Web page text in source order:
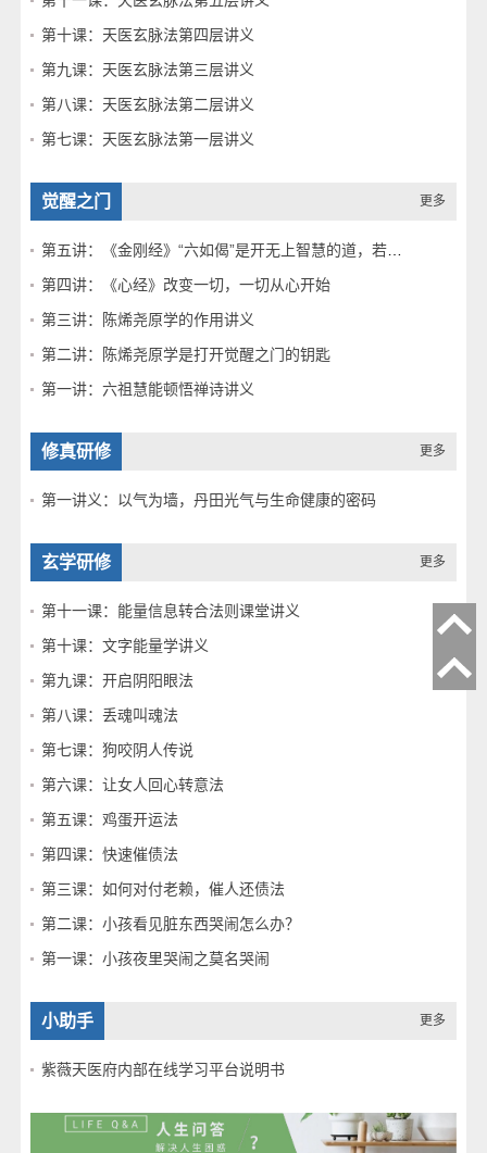
第十课：天医玄脉法第四层讲义
第九课：天医玄脉法第三层讲义
第八课：天医玄脉法第二层讲义
第七课：天医玄脉法第一层讲义
更多
觉醒之门
第五讲：《金刚经》“六如偈”是开无上智慧的道，若悟即通
第四讲：《心经》改变一切，一切从心开始
第三讲：陈烯尧原学的作用讲义
第二讲：陈烯尧原学是打开觉醒之门的钥匙
第一讲：六祖慧能顿悟禅诗讲义
更多
修真研修
第一讲义：以气为墙，丹田光气与生命健康的密码
更多
玄学研修
第十一课：能量信息转合法则课堂讲义
第十课：文字能量学讲义
第九课：开启阴阳眼法
第八课：丢魂叫魂法
第七课：狗咬阴人传说
第六课：让女人回心转意法
第五课：鸡蛋开运法
第四课：快速催债法
第三课：如何对付老赖，催人还债法
第二课：小孩看见脏东西哭闹怎么办？
第一课：小孩夜里哭闹之莫名哭闹
更多
小助手
紫薇天医府内部在线学习平台说明书